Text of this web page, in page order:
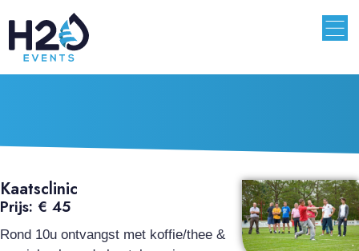
Kaatsclinic
Prijs: € 45
Rond 10u ontvangst met koffie/thee &